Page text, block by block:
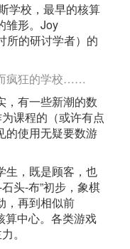
学校，最早的核算
雏形。Joy
所的研讨学者）的
疯狂的学校……
，有一些新潮的数
课程的（或许有点
的使用无疑要数游
生，既是顾客，也
头-布”初步，象棋
，再到相似前
算中心。各类游戏
。